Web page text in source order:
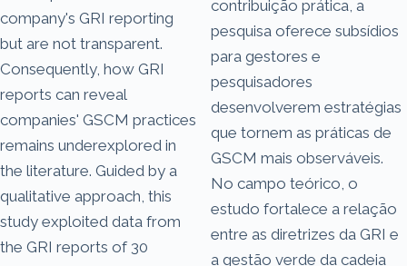
company's GRI reporting
but are not transparent.
Consequently, how GRI
reports can reveal
companies' GSCM practices
remains underexplored in
the literature. Guided by a
qualitative approach, this
study exploited data from
the GRI reports of 30
contribuição prática, a
pesquisa oferece subsídios
para gestores e
pesquisadores
desenvolverem estratégias
que tornem as práticas de
GSCM mais observáveis.
No campo teórico, o
estudo fortalece a relação
entre as diretrizes da GRI e
a gestão verde da cadeia